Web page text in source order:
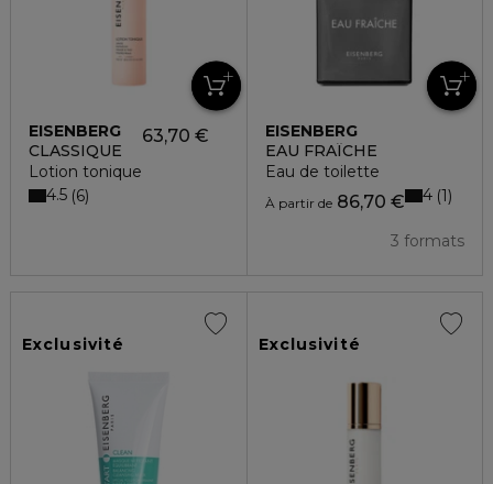
EISENBERG
CLASSIQUE
Lotion tonique
63,70 €
4.5 6
EISENBERG
EAU FRAÎCHE
Eau de toilette
À partir de86,70 €
3 formats
4 1
Exclusivité Exclusivité